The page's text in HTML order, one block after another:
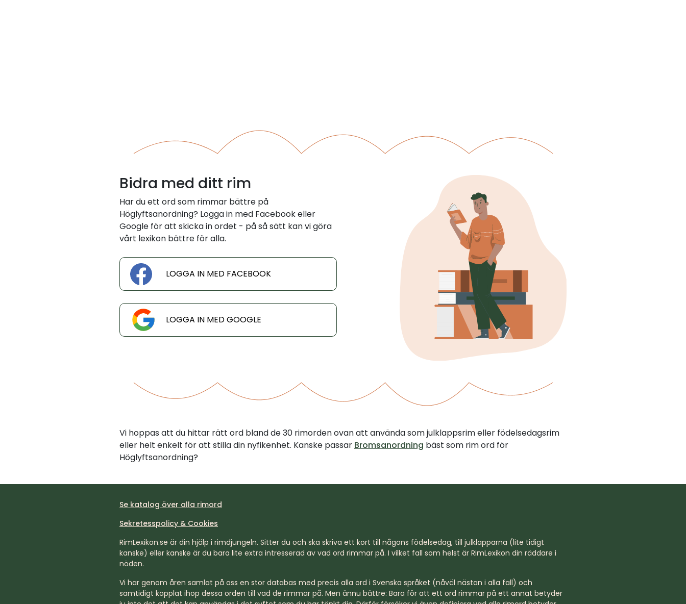
Bidra med ditt rim
Har du ett ord som rimmar bättre på
Höglyftsanordning? Logga in med Facebook eller
Google för att skicka in ordet - på så sätt kan vi göra
vårt lexikon bättre för alla.
LOGGA IN MED FACEBOOK
LOGGA IN MED GOOGLE
Vi hoppas att du hittar rätt ord bland de 30 rimorden ovan att använda som julklappsrim eller födelsedagsrim
eller helt enkelt för att stilla din nyfikenhet. Kanske passar Bromsanordning bäst som rim ord för
Höglyftsanordning?
Se katalog över alla rimord
Sekretesspolicy & Cookies
RimLexikon.se är din hjälp i rimdjungeln. Sitter du och ska skriva ett kort till någons födelsedag, till julklapparna (lite tidigt
kanske) eller kanske är du bara lite extra intresserad av vad ord rimmar på. I vilket fall som helst är RimLexikon din räddare i
nöden.
Vi har genom åren samlat på oss en stor databas med precis alla ord i Svenska språket (nåväl nästan i alla fall) och
samtidigt kopplat ihop dessa orden till vad de rimmar på. Men ännu bättre: Bara för att ett ord rimmar på ett annat betyder